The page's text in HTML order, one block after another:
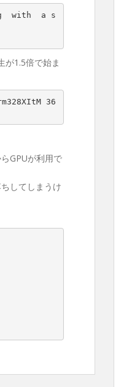
with  a s
が1.5倍で始ま
36
GPUが利用で
してしまうけ